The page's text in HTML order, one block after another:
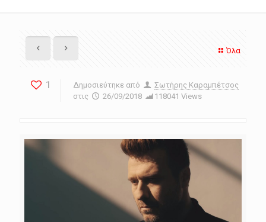
Όλα
1 Δημοσιεύτηκε από
Σωτήρης Καραμπέτσος
στις
26/09/2018 118041 Views